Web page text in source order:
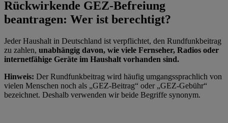
Rückwirkende GEZ-Befreiung
beantragen: Wer ist berechtigt?
Jeder Haushalt in Deutschland ist verpflichtet, den Rundfunkbeitrag
zu zahlen, unabhängig davon, wie viele Fernseher, Radios oder
internetfähige Geräte im Haushalt vorhanden sind.
Hinweis: Der Rundfunkbeitrag wird häufig umgangssprachlich von
vielen Menschen noch als „GEZ-Beitrag“ oder „GEZ-Gebühr“
bezeichnet. Deshalb verwenden wir beide Begriffe synonym.